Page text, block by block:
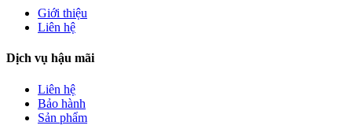
Giới thiệu
Liên hệ
Dịch vụ hậu mãi
Liên hệ
Bảo hành
Sản phẩm